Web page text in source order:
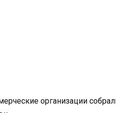
организации